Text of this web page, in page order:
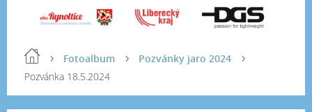
Fotoalbum
Pozvánky jaro 2024
Pozvánka 18.5.2024